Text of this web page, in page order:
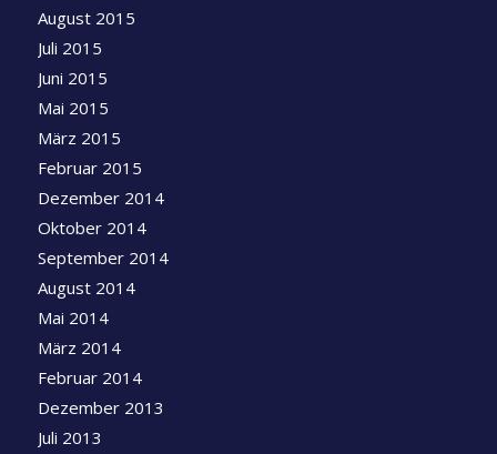
August 2015
Juli 2015
Juni 2015
Mai 2015
März 2015
Februar 2015
Dezember 2014
Oktober 2014
September 2014
August 2014
Mai 2014
März 2014
Februar 2014
Dezember 2013
Juli 2013